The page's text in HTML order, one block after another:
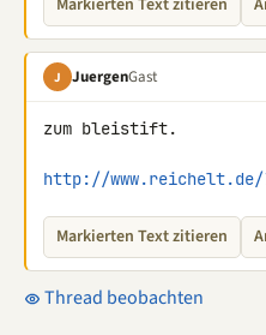
Markierten Text zitieren
J JuergenGast
zum bleistift.
http://www.reichelt.de/
Markierten Text zitieren
Thread beobachten